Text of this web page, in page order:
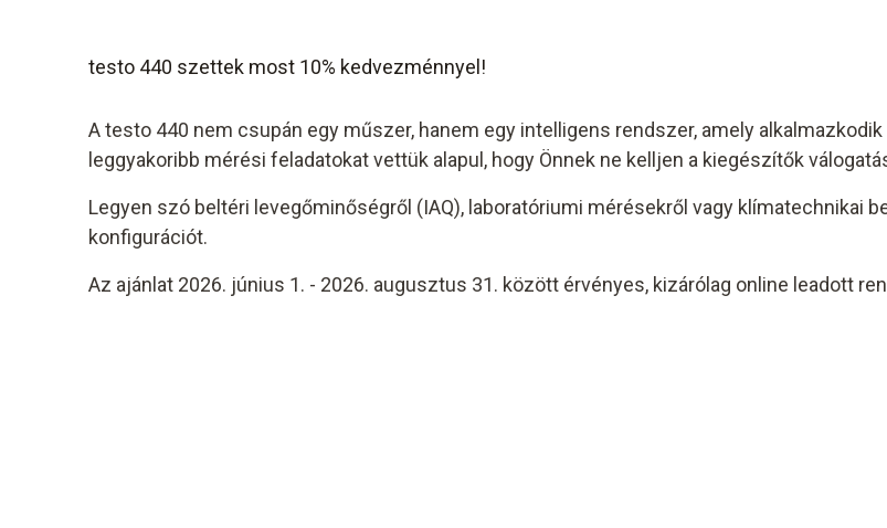
testo 440 szettek most 10% kedvezménnyel!
A testo 440 nem csupán egy műszer, hanem egy intelligens rendszer, amely
leggyakoribb mérési feladatokat vettük alapul, hogy Önnek ne kelljen a kiegészítők
Legyen szó beltéri levegőminőségről (IAQ), laboratóriumi mérésekről vagy klímatechnikai
konfigurációt.
Az ajánlat 2026. június 1. - 2026. augusztus 31. között érvényes, kizárólag online leadott